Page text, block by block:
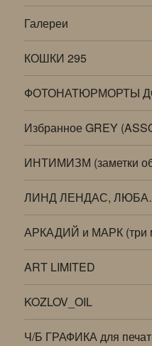
Галереи
КОШКИ 295
ФОТОНАТЮРМОРТЫ
Избранное GREY
ИНТИМИЗМ (заметки об
ЛИНД ЛЕНДАС,
АРКАДИЙ и МАРК (три
ART LIMITED
KOZLOV_OIL
Ч/Б ГРАФИКА для